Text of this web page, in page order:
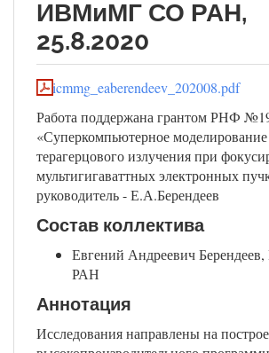
ИВМиМГ СО РАН,
25.8.2020
icmmg_eaberendeev_202008.pdf
Работа поддержана грантом РНФ
«Суперкомпьютерное
терагерцового излучения при
мультигигаваттных электронных
руководитель - Е.А.Берендеев
Состав коллектива
Евгений Андреевич
РАН
Аннотация
Исследования направлены на